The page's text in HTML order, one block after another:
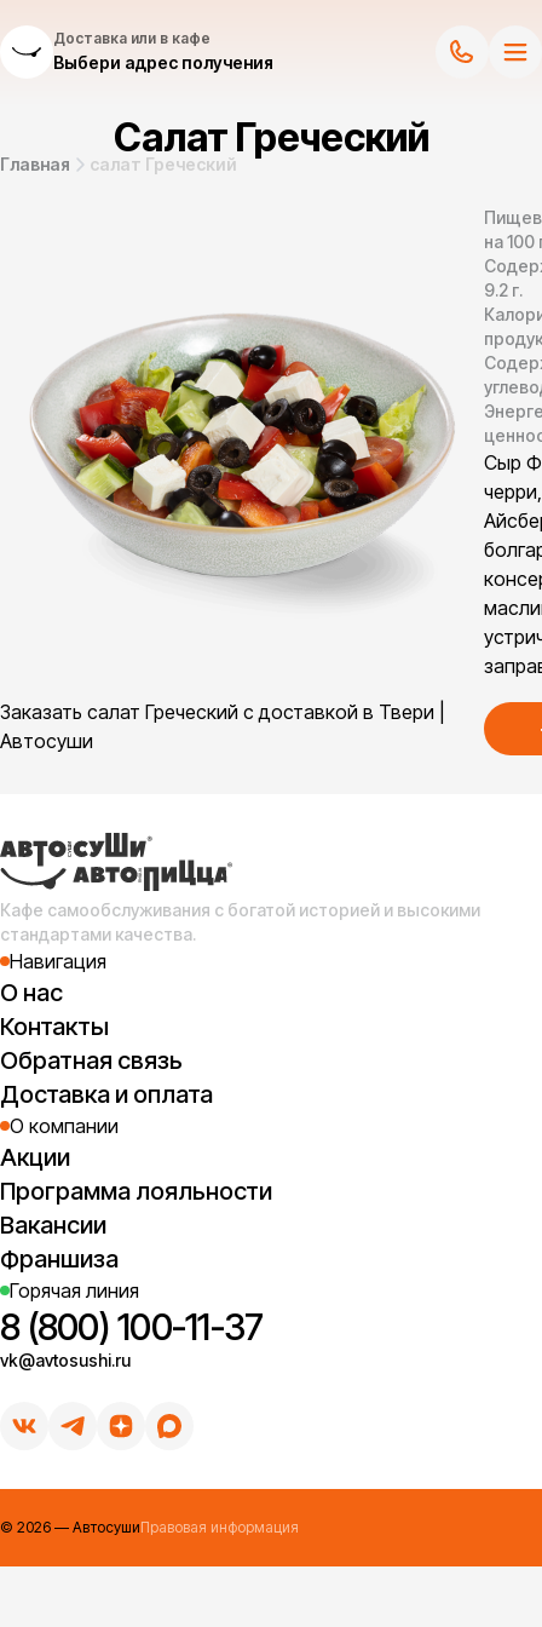
Доставка или в кафе
Выбери адрес получения
Салат Греческий
Главная салат Греческий
Заказать салат Греческий с доставкой в Твери |
Автосуши
на 100
9.2 г.
Сыр
Кафе самообслуживания с богатой историей и высокими
стандартами качества.
Навигация
О нас
Контакты
Обратная связь
Доставка и оплата
О компании
Акции
Программа лояльности
Вакансии
Франшиза
Горячая линия
8 (800) 100-11-37
vk@avtosushi.ru
© 2026 — АвтосушиПравовая информация